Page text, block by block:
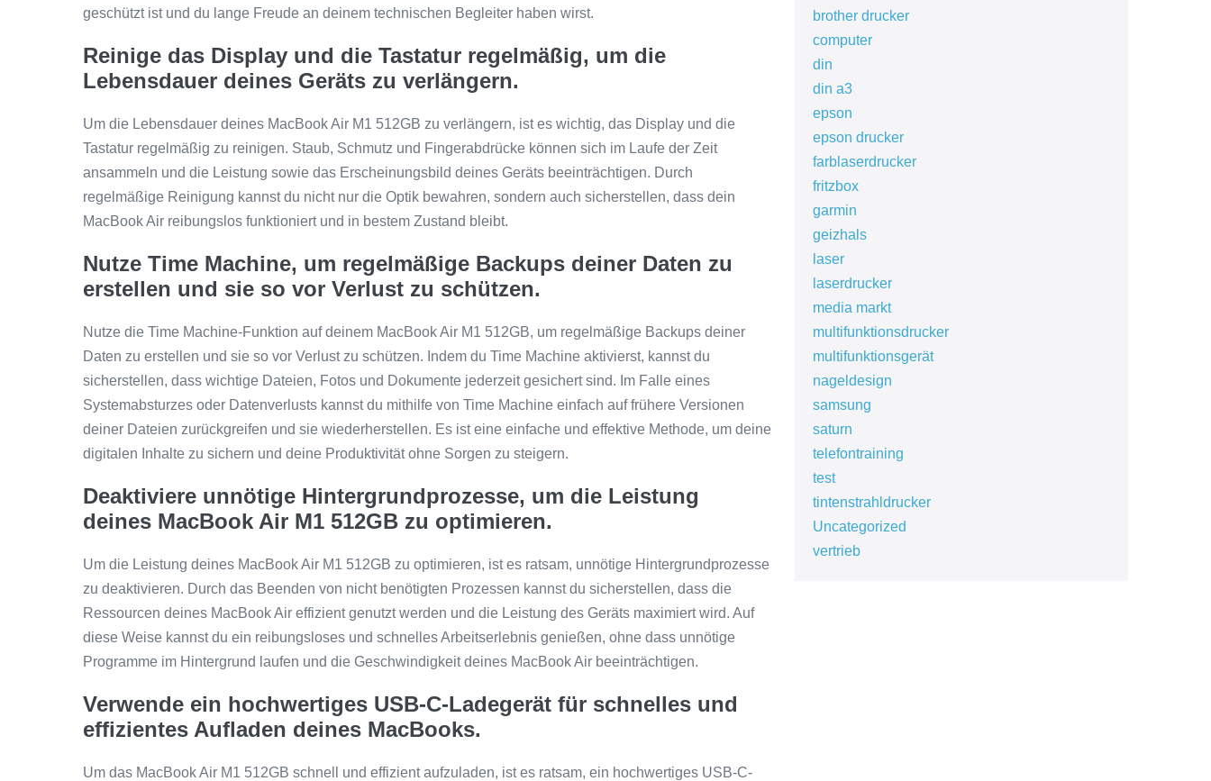
geschützt ist und du lange Freude an deinem technischen Begleiter haben wirst.
Reinige das Display und die Tastatur regelmäßig, um die
Lebensdauer deines Geräts zu verlängern.
Um die Lebensdauer deines MacBook Air M1 512GB zu verlängern, ist es wichtig, das Display und die
Tastatur regelmäßig zu reinigen. Staub, Schmutz und Fingerabdrücke können sich im Laufe der Zeit
ansammeln und die Leistung sowie das Erscheinungsbild deines Geräts beeinträchtigen. Durch
regelmäßige Reinigung kannst du nicht nur die Optik bewahren, sondern auch sicherstellen, dass dein
MacBook Air reibungslos funktioniert und in bestem Zustand bleibt.
Nutze Time Machine, um regelmäßige Backups deiner Daten zu
erstellen und sie so vor Verlust zu schützen.
Nutze die Time Machine-Funktion auf deinem MacBook Air M1 512GB, um regelmäßige Backups deiner
Daten zu erstellen und sie so vor Verlust zu schützen. Indem du Time Machine aktivierst, kannst du
sicherstellen, dass wichtige Dateien, Fotos und Dokumente jederzeit gesichert sind. Im Falle eines
Systemabsturzes oder Datenverlusts kannst du mithilfe von Time Machine einfach auf frühere Versionen
deiner Dateien zurückgreifen und sie wiederherstellen. Es ist eine einfache und effektive Methode, um deine
digitalen Inhalte zu sichern und deine Produktivität ohne Sorgen zu steigern.
Deaktiviere unnötige Hintergrundprozesse, um die Leistung
deines MacBook Air M1 512GB zu optimieren.
Um die Leistung deines MacBook Air M1 512GB zu optimieren, ist es ratsam, unnötige Hintergrundprozesse
zu deaktivieren. Durch das Beenden von nicht benötigten Prozessen kannst du sicherstellen, dass die
Ressourcen deines MacBook Air effizient genutzt werden und die Leistung des Geräts maximiert wird. Auf
diese Weise kannst du ein reibungsloses und schnelles Arbeitserlebnis genießen, ohne dass unnötige
Programme im Hintergrund laufen und die Geschwindigkeit deines MacBook Air beeinträchtigen.
Verwende ein hochwertiges USB-C-Ladegerät für schnelles und
effizientes Aufladen deines MacBooks.
Um das MacBook Air M1 512GB schnell und effizient aufzuladen, ist es ratsam, ein hochwertiges USB-C-
brother drucker
computer
din
din a3
epson
epson drucker
farblaserdrucker
fritzbox
garmin
geizhals
laser
laserdrucker
media markt
multifunktionsdrucker
multifunktionsgerät
nageldesign
samsung
saturn
telefontraining
test
tintenstrahldrucker
Uncategorized
vertrieb